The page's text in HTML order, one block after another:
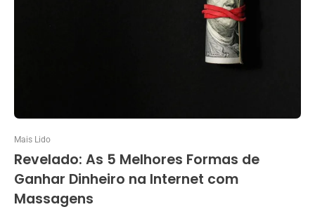
Mais Lido
Revelado: As 5 Melhores Formas de
Ganhar Dinheiro na Internet com
Massagens